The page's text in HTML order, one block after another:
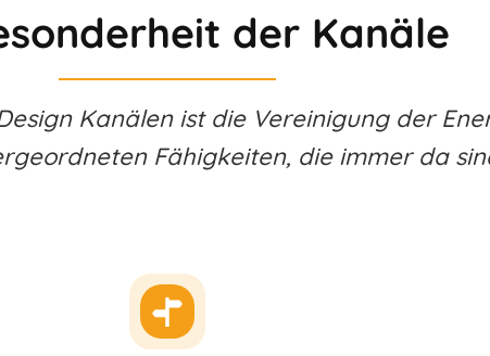
der Kanäle
Kanälen ist die Vereinigung der
Fähigkeiten, die immer da